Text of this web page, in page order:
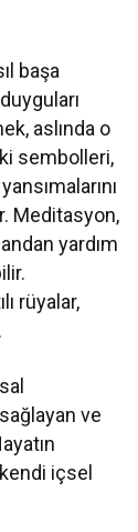
başa
aslında o
sembolleri,
Meditasyon,
yardım
rüyalar,
ve
içsel